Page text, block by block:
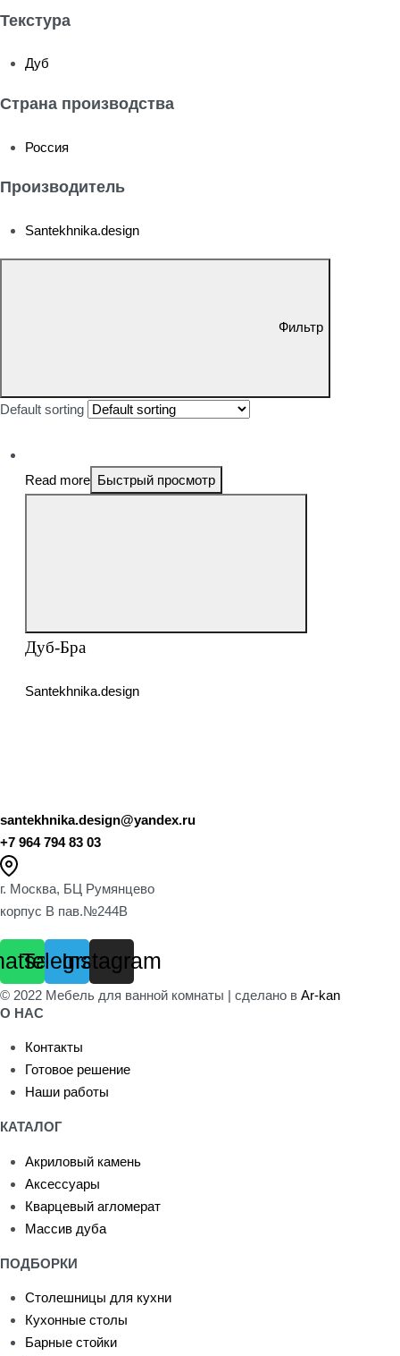
Текстура
Дуб
Страна производства
Россия
Производитель
Santekhnika.design
Фильтр
Default sorting
Read more Быстрый просмотр
Дуб-Бра
Santekhnika.design
santekhnika.design@yandex.ru
+7 964 794 83 03
г. Москва, БЦ Румянцево
корпус B пав.№244B
Telegram
Instagram
© 2022 Мебель для ванной комнаты | сделано в Ar-kan
О НАС
Контакты
Готовое решение
Наши работы
КАТАЛОГ
Акриловый камень
Аксессуары
Кварцевый агломерат
Массив дуба
ПОДБОРКИ
Столешницы для кухни
Кухонные столы
Барные стойки